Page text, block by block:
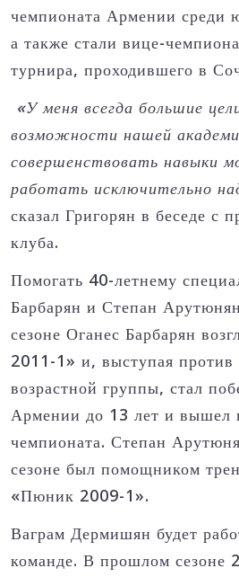
чемпионата Армении среди
а также стали вице-
турнира, проходившего в
«У меня всегда большие
возможности нашей
совершенствовать навыки
работать исключительно
сказал Григорян в беседе с
клуба.
Помогать 40-летнему
Барбарян и Степан
сезоне Оганес Барбарян
2011-1» и, выступая против
возрастной группы, стал
Армении до 13 лет и вышел
чемпионата. Степан
сезоне был помощником
«Пюник 2009-1».
Ваграм Дермишян будет
команде. В прошлом сезоне